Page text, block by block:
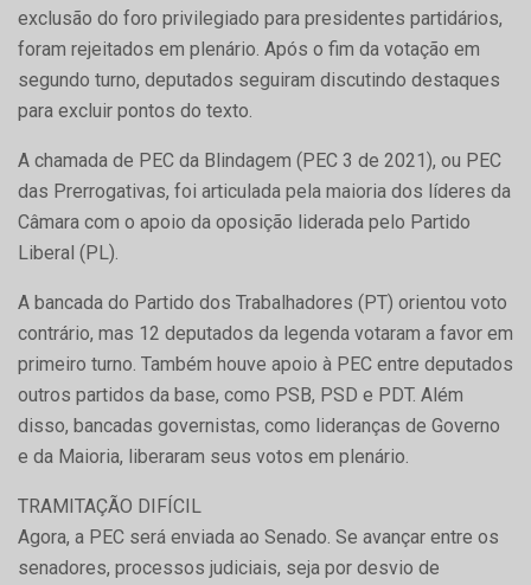
exclusão do foro privilegiado para presidentes partidários,
foram rejeitados em plenário. Após o fim da votação em
segundo turno, deputados seguiram discutindo destaques
para excluir pontos do texto.
A chamada de PEC da Blindagem (PEC 3 de 2021), ou PEC
das Prerrogativas, foi articulada pela maioria dos líderes da
Câmara com o apoio da oposição liderada pelo Partido
Liberal (PL).
A bancada do Partido dos Trabalhadores (PT) orientou voto
contrário, mas 12 deputados da legenda votaram a favor em
primeiro turno. Também houve apoio à PEC entre deputados
outros partidos da base, como PSB, PSD e PDT. Além
disso, bancadas governistas, como lideranças de Governo
e da Maioria, liberaram seus votos em plenário.
TRAMITAÇÃO DIFÍCIL
Agora, a PEC será enviada ao Senado. Se avançar entre os
senadores, processos judiciais, seja por desvio de